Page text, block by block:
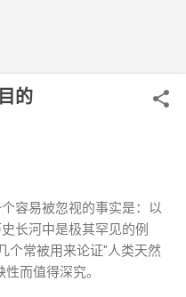
的
容易被忽视的事实是：以
长河中是极其罕见的例
个常被用来论证"人类天然
而值得深究。